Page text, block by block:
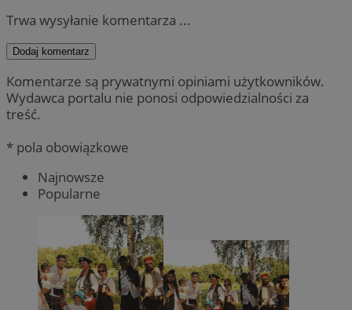
Trwa wysyłanie komentarza ...
Dodaj komentarz
Komentarze są prywatnymi opiniami użytkowników.
Wydawca portalu nie ponosi odpowiedzialności za
treść.
* pola obowiązkowe
Najnowsze
Popularne